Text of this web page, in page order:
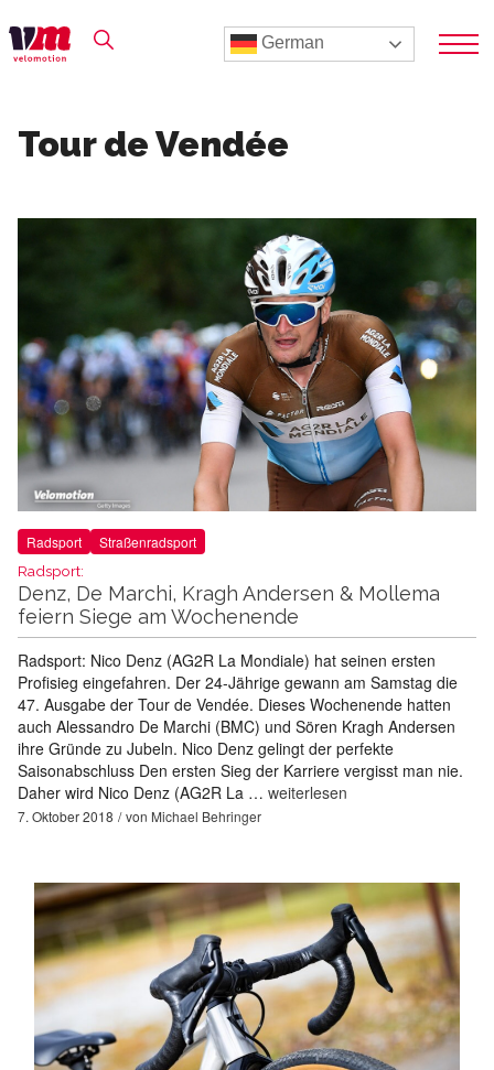
German
Tour de Vendée
Radsport Straßenradsport
Radsport:
Denz, De Marchi, Kragh Andersen & Mollema
feiern Siege am Wochenende
Radsport: Nico Denz (AG2R La Mondiale) hat seinen ersten
Profisieg eingefahren. Der 24-Jährige gewann am Samstag die
47. Ausgabe der Tour de Vendée. Dieses Wochenende hatten
auch Alessandro De Marchi (BMC) und Sören Kragh Andersen
ihre Gründe zu Jubeln. Nico Denz gelingt der perfekte
Saisonabschluss Den ersten Sieg der Karriere vergisst man nie.
Daher wird Nico Denz (AG2R La … weiterlesen
7. Oktober 2018 von Michael Behringer